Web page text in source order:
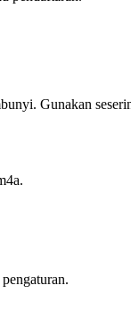
Gunakan